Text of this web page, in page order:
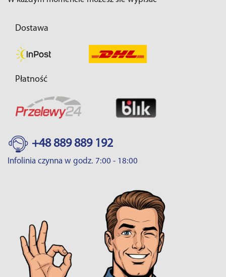
Dostawa
Płatność
+48 889 889 192
Infolinia czynna w godz. 7:00 - 18:00